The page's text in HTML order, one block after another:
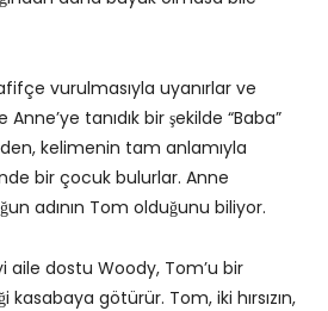
vurulmasıyla uyanırlar ve
tanıdık bir şekilde “Baba”
kelimenin tam anlamıyla
bir çocuk bulurlar. Anne
adının Tom olduğunu biliyor.
aile dostu Woody, Tom’u bir
kasabaya götürür. Tom, iki hırsızın,